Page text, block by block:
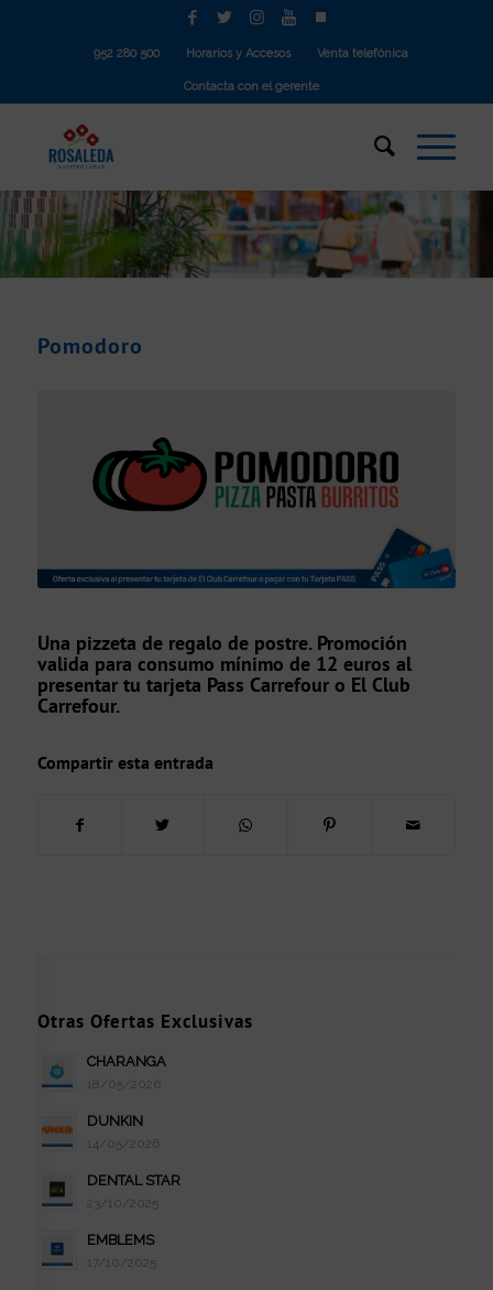
952 280 500 Horarios y Accesos Venta telefónica
Contacta con el gerente
Pomodoro
Una pizzeta de regalo de postre. Promoción
valida para consumo mínimo de 12 euros al
presentar tu tarjeta Pass Carrefour o El Club
Carrefour.
Compartir esta entrada
Otras Ofertas Exclusivas
CHARANGA
18/05/2026
DUNKIN
14/05/2026
DENTAL STAR
23/10/2025
EMBLEMS
17/10/2025